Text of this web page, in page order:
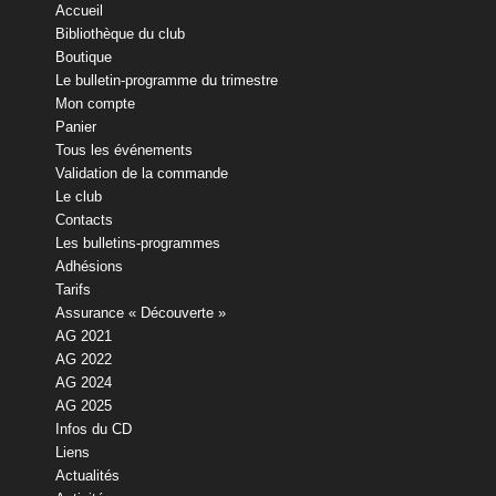
Accueil
Bibliothèque du club
Boutique
Le bulletin-programme du trimestre
Mon compte
Panier
Tous les événements
Validation de la commande
Le club
Contacts
Les bulletins-programmes
Adhésions
Tarifs
Assurance « Découverte »
AG 2021
AG 2022
AG 2024
AG 2025
Infos du CD
Liens
Actualités